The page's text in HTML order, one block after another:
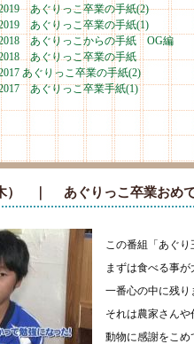
あぐりっこ卒業の手紙(2)
あぐりっこ卒業の手紙(1)
あぐりっこからの手紙 OG編
あぐりっこ卒業の手紙
あぐりっこ卒業の手紙(2)
あぐりっこ卒業手紙(1)
木） ｜ あぐりっこ卒業おめ
この番組「あぐ
まずは食べる事
一番心の中に残り
それは農家さんや
動物に感謝をこめ